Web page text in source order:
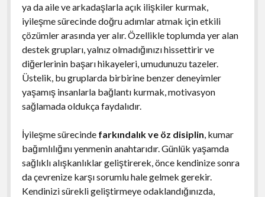
ya da aile ve arkadaşlarla açık ilişkiler kurmak,
iyileşme sürecinde doğru adımlar atmak için etkili
çözümler arasında yer alır. Özellikle toplumda yer alan
destek grupları, yalnız olmadığınızı hissettirir ve
diğerlerinin başarı hikayeleri, umudunuzu tazeler.
Üstelik, bu gruplarda birbirine benzer deneyimler
yaşamış insanlarla bağlantı kurmak, motivasyon
sağlamada oldukça faydalıdır.
İyileşme sürecinde farkındalık ve öz disiplin, kumar
bağımlılığını yenmenin anahtarıdır. Günlük yaşamda
sağlıklı alışkanlıklar geliştirerek, önce kendinize sonra
da çevrenize karşı sorumlu hale gelmek gerekir.
Kendinizi sürekli geliştirmeye odaklandığınızda,